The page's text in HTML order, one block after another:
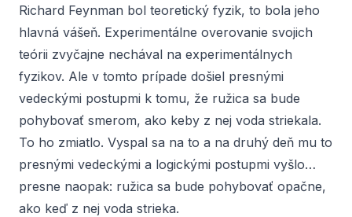
Richard Feynman bol teoretický fyzik, to bola jeho
hlavná vášeň. Experimentálne overovanie svojich
teórii zvyčajne nechával na experimentálnych
fyzikov. Ale v tomto prípade došiel presnými
vedeckými postupmi k tomu, že ružica sa bude
pohybovať smerom, ako keby z nej voda striekala.
To ho zmiatlo. Vyspal sa na to a na druhý deň mu to
presnými vedeckými a logickými postupmi vyšlo…
presne naopak: ružica sa bude pohybovať opačne,
ako keď z nej voda strieka.